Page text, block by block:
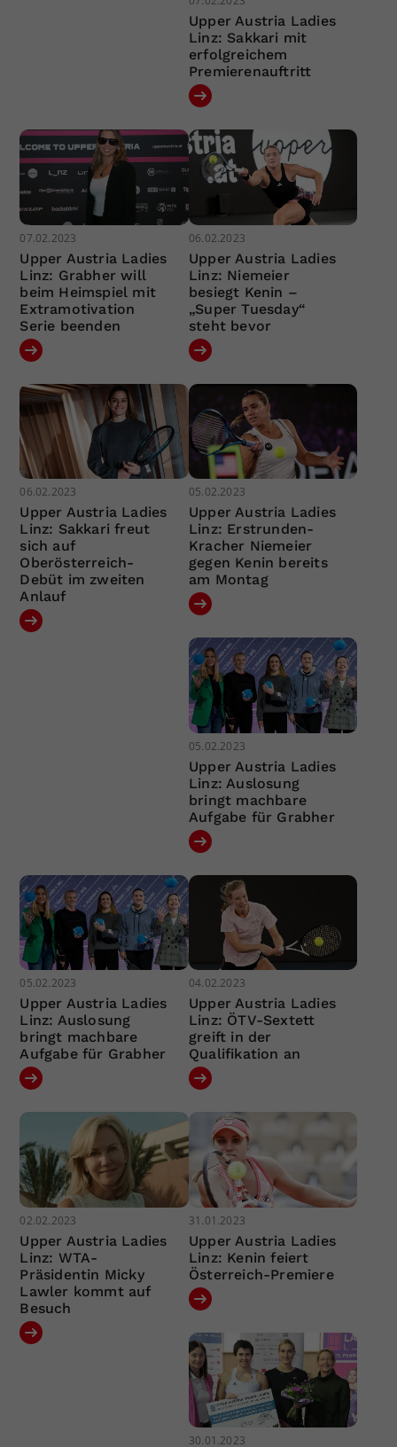
Upper Austria Ladies
Linz: Sakkari mit
erfolgreichem
Premierenauftritt
07.02.2023
Upper Austria Ladies
Linz: Grabher will
beim Heimspiel mit
Extramotivation
Serie beenden
06.02.2023
Upper Austria Ladies
Linz: Niemeier
besiegt Kenin –
„Super Tuesday“
steht bevor
06.02.2023
Upper Austria Ladies
Linz: Sakkari freut
sich auf
Oberösterreich-
Debüt im zweiten
Anlauf
05.02.2023
Upper Austria Ladies
Linz: Erstrunden-
Kracher Niemeier
gegen Kenin bereits
am Montag
05.02.2023
Upper Austria Ladies
Linz: Auslosung
bringt machbare
Aufgabe für Grabher
05.02.2023
Upper Austria Ladies
Linz: Auslosung
bringt machbare
Aufgabe für Grabher
04.02.2023
Upper Austria Ladies
Linz: ÖTV-Sextett
greift in der
Qualifikation an
02.02.2023
Upper Austria Ladies
Linz: WTA-
Präsidentin Micky
Lawler kommt auf
Besuch
31.01.2023
Upper Austria Ladies
Linz: Kenin feiert
Österreich-Premiere
30.01.2023